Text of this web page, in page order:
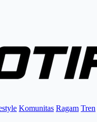
Komunitas Ragam Tren